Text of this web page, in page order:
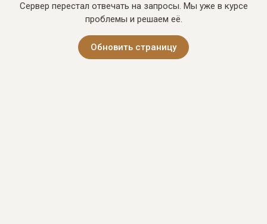
Сервер перестал отвечать на запросы. Мы уже в курсе
проблемы и решаем её.
Обновить страницу